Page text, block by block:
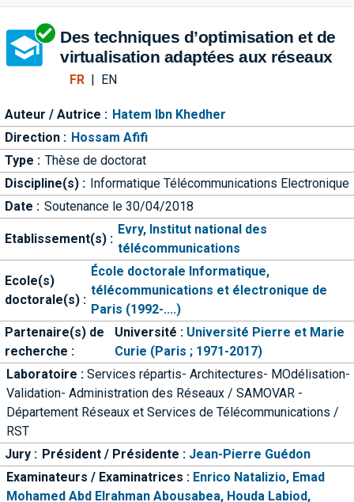
Aller directement à la barre
Des techniques d’optimisation et de
virtualisation adaptées aux réseaux
FR EN
Auteur / Autrice : Hatem Ibn Khedher
Direction : Hossam Afifi
Type : Thèse de doctorat
Discipline(s) : Informatique Télécommunications Electronique
Date : Soutenance le 30/04/2018
Etablissement(s) :
Evry, Institut national des
télécommunications
Ecole(s)
doctorale(s) :
École doctorale Informatique,
télécommunications et électronique de
Paris (1992-....)
Partenaire(s) de
recherche :
Université : Université Pierre et Marie
Curie (Paris ; 1971-2017)
Laboratoire : Services répartis- Architectures- MOdélisation-
Validation- Administration des Réseaux / SAMOVAR -
Département Réseaux et Services de Télécommunications /
RST
Jury : Président / Présidente : Jean-Pierre Guédon
Examinateurs / Examinatrices : Enrico Natalizio, Emad
Mohamed Abd Elrahman Abousabea, Houda Labiod,